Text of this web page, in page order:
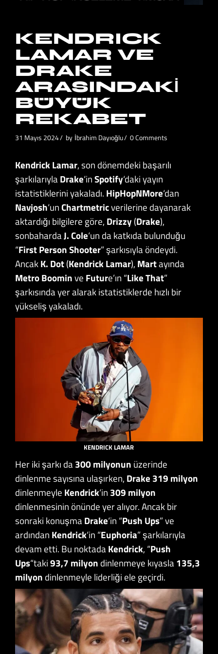
KENDRICK
LAMAR VE
DRAKE
ARASINDAKI
BÜYÜK
REKABET
31 Mayıs 2024 by İbrahim Dayıoğlu 0 Comments
Kendrick Lamar, son dönemdeki başarılı
şarkılarıylaDrake‘inSpotify‘daki yayın
istatistiklerini yakaladı. HipHopNMore‘dan
Navjosh‘unChartmetricverilerine dayanarak
aktardığı bilgilere göre, Drizzy (Drake),
sonbahardaJ. Cole‘un da katkıda bulunduğu
“FirstPerson Shooter” şarkısıyla öndeydi.
AncakK. Dot(Kendrick Lamar), Martayında
MetroBoominve Future’ın “Like That”
şarkısında yer alarak istatistiklerde hızlı bir
yükseliş yakaladı.
KENDRICK LAMAR
Her iki şarkı da300 milyonun üzerinde
dinlenme sayısına ulaşırken, Drake 319 milyon
dinlenmeyle Kendrick‘in 309 milyon
dinlenmesinin önünde yer alıyor. Ancak bir
sonraki konuşmaDrake‘in “Push Ups” ve
ardından Kendrick‘in “Euphoria” şarkılarıyla
devam etti. Bu noktadaKendrick, “Push
Ups“taki93,7 milyon dinlenmeye kıyasla135,3
milyon dinlenmeyle liderliği ele geçirdi.